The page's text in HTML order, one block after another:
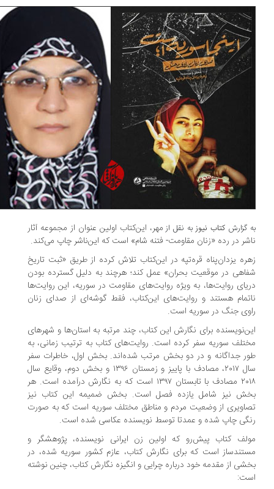
گزارش کتاب نیوز به نقل از مهر، این‌کتاب اولین عنوان از مجموعه آثار
در رده «زنان مقاومت- فتنه شام» است که این‌ناشر چاپ می‌کند.
یزدان‌پناه قره‌تپه در این‌کتاب تلاش کرده از طریق «ثبت تاریخ
در موقعیت بحران» عمل کند؛ هرچند به دلیل گسترده بودن
روایت‌ها، به ویژه روایت‌های مقاومت در سوریه، این روایت‌ها
هستند و روایت‌های این‌کتاب، فقط گوشه‌ای از صدای زنان
جنگ در سوریه است.
برای نگارش این کتاب، چند مرتبه به استان‌ها و شهرهای
سوریه سفر کرده است. روایت‌های کتاب به ترتیب زمانی، به
جداگانه و در دو بخش مرتب شده‌اند. بخش اول، خاطرات سفر
سال ۲۰۱۷، مصادف با پاییز و زمستان ۱۳۹۶ و بخش دوم، وقایع سال
۲۰۱۸ مصادف با تابستان ۱۳۹۷ است که به نگارش درآمده است. هر
نیز شامل یازده فصل است. بخش ضمیمه این کتاب نیز
از وضعیت مردم و مناطق مختلف سوریه است که به صورت
چاپ شده و عمدتا توسط نویسنده عکاسی شده است.
کتاب پیش‌رو که اولین زن ایرانی نویسنده، پژوهشگر و
است که برای نگارش کتاب، عازم کشور سوریه شده، در
از مقدمه‌ خود درباره چرایی و انگیزه نگارش کتاب، چنین نوشته